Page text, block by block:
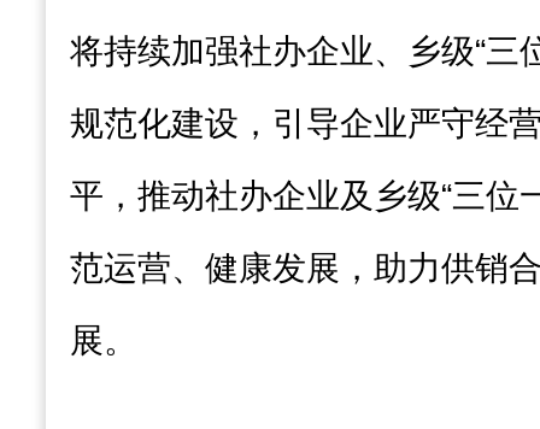
将持续加强社办企业、乡级“三
规范化建设，引导企业严守经
平，推动社办企业及乡级“三位
范运营、健康发展，助力供销
展。